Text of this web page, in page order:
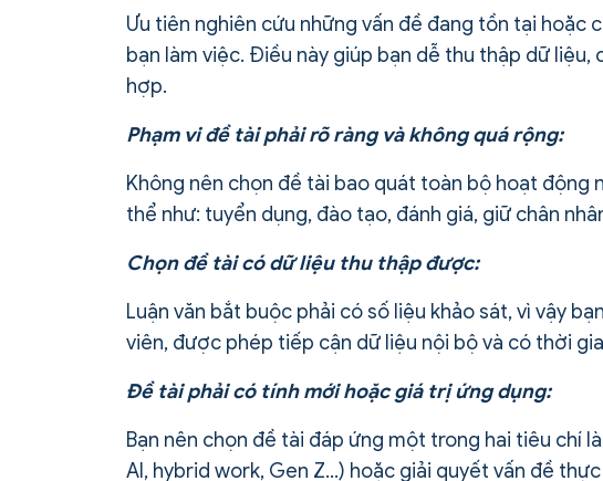
Ưu tiên nghiên cứu những vấn đề đang tồn tại hoặc
bạn làm việc. Điều này giúp bạn dễ thu thập dữ liệu,
hợp.
Phạm vi đề tài phải rõ ràng và không quá rộng:
Không nên chọn đề tài bao quát toàn bộ hoạt động
thể như: tuyển dụng, đào tạo, đánh giá, giữ chân
Chọn đề tài có dữ liệu thu thập được:
Luận văn bắt buộc phải có số liệu khảo sát, vì vậy
viên, được phép tiếp cận dữ liệu nội bộ và có thời
Đề tài phải có tính mới hoặc giá trị ứng dụng:
Bạn nên chọn đề tài đáp ứng một trong hai tiêu chí
AI, hybrid work, Gen Z…) hoặc giải quyết vấn đề